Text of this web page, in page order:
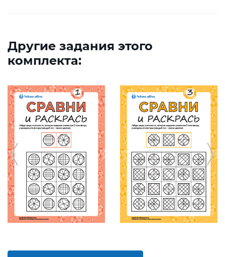
Другие задания этого
комплекта: